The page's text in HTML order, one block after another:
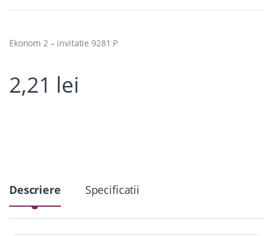
Ekonom 2 – invitatie 9281 P
2,21 lei
Descriere Specificatii